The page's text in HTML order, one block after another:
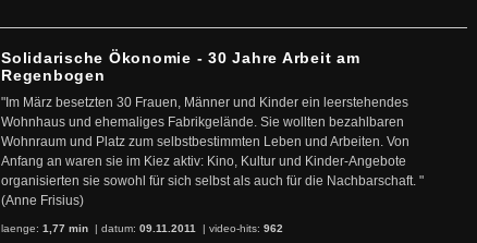
Solidarische Ökonomie - 30 Jahre Arbeit am
Regenbogen
"Im März besetzten 30 Frauen, Männer und Kinder ein leerstehendes
Wohnhaus und ehemaliges Fabrikgelände. Sie wollten bezahlbaren
Wohnraum und Platz zum selbstbestimmten Leben und Arbeiten. Von
Anfang an waren sie im Kiez aktiv: Kino, Kultur und Kinder-Angebote
organisierten sie sowohl für sich selbst als auch für die Nachbarschaft. "
(Anne Frisius)
laenge: 1,77 min | datum: 09.11.2011 | video-hits: 962